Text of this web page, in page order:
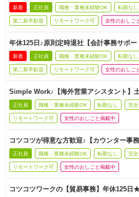
新着 正社員 職種・業種未経験OK 転勤なし
第二新卒歓迎 リモートワーク可 女性のおしご
年休125日♪原則定時退社【会計事務サポ
新着 正社員 職種・業種未経験OK 転勤なし
第二新卒歓迎 リモートワーク可 女性のおしご
Simple Work♪【海外営業アシスタント】
正社員 職種・業種未経験OK 転勤なし 完
リモートワーク可 女性のおしごと掲載中
コツコツが得意な方歓迎♪【カウンター事
正社員 職種・業種未経験OK 転勤なし 完
リモートワーク可 女性のおしごと掲載中
コツコツワークの【貿易事務】年休125